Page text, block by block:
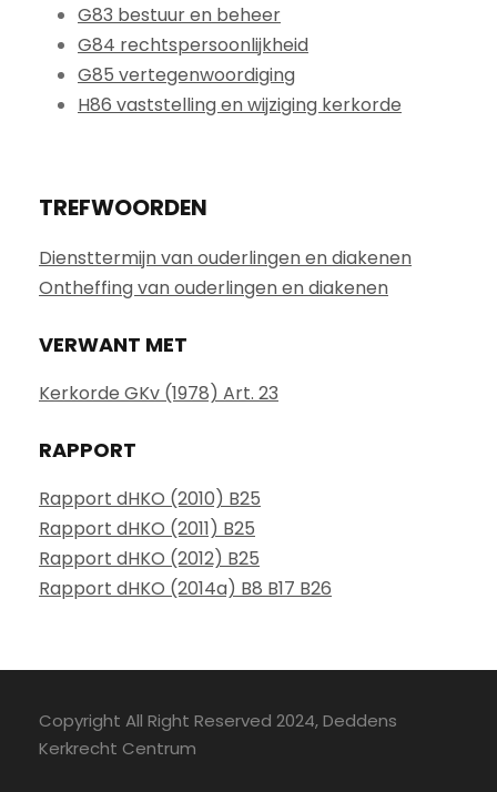
G83 bestuur en beheer
G84 rechtspersoonlijkheid
G85 vertegenwoordiging
H86 vaststelling en wijziging kerkorde
TREFWOORDEN
Diensttermijn van ouderlingen en diakenen
Ontheffing van ouderlingen en diakenen
VERWANT MET
Kerkorde GKv (1978) Art. 23
RAPPORT
Rapport dHKO (2010) B25
Rapport dHKO (2011) B25
Rapport dHKO (2012) B25
Rapport dHKO (2014a) B8 B17 B26
Copyright All Right Reserved 2024, Deddens
Kerkrecht Centrum